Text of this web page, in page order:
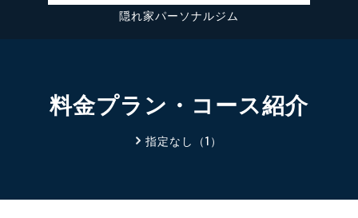
隠れ家パーソナルジム
料金プラン・コース紹介
指定なし（1）